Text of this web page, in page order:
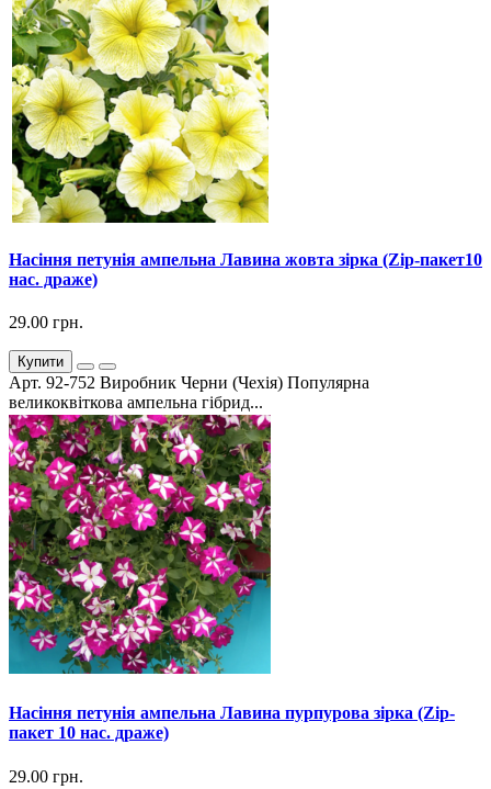
Насіння петунія ампельна Лавина жовта зірка (Zip-пакет10
нас. драже)
29.00 грн.
Купити
Арт. 92-752 Виробник Черни (Чехія) Популярна
великоквіткова ампельна гібрид...
Насіння петунія ампельна Лавина пурпурова зірка (Zip-
пакет 10 нас. драже)
29.00 грн.